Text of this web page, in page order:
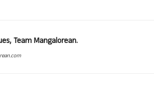
Team Mangalorean.